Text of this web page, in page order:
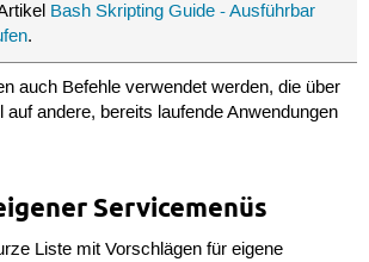
Bash Skripting Guide - Ausführbar
.
auch Befehle verwendet werden, die über
auf andere, bereits laufende Anwendungen
Servicemenüs
Liste mit Vorschlägen für eigene